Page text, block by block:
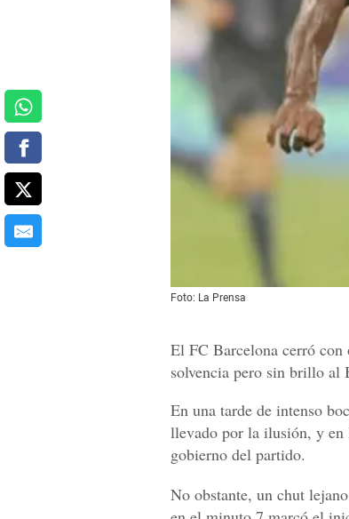
Foto: La Prensa
El FC Barcelona cerró con
solvencia pero sin brillo al
En una tarde de intenso
llevado por la ilusión, y en
gobierno del partido.
No obstante, un chut